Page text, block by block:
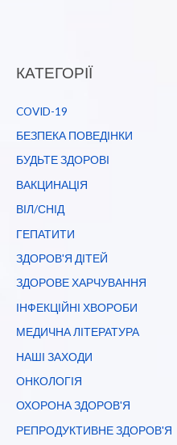
КАТЕГОРІЇ
COVID-19
БЕЗПЕКА ПОВЕДІНКИ
БУДЬТЕ ЗДОРОВІ
ВАКЦИНАЦІЯ
ВІЛ/СНІД
ГЕПАТИТИ
ЗДОРОВ'Я ДІТЕЙ
ЗДОРОВЕ ХАРЧУВАННЯ
ІНФЕКЦІЙНІ ХВОРОБИ
МЕДИЧНА ЛІТЕРАТУРА
НАШІ ЗАХОДИ
ОНКОЛОГІЯ
ОХОРОНА ЗДОРОВ'Я
РЕПРОДУКТИВНЕ ЗДОРОВ'Я